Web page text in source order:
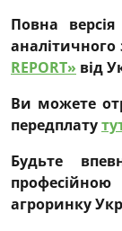
Повна
аналітичного
REPORT» від
Ви можете
передплату
Будьте
агроринку